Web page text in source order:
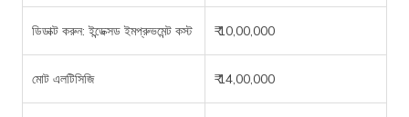
ডিডাক্ট করুন: ইন্ডেক্সড ইমপ্রুভমেন্ট কস্ট ₹ 10,00,000
মোট এলটিসিজি ₹ 14,00,000